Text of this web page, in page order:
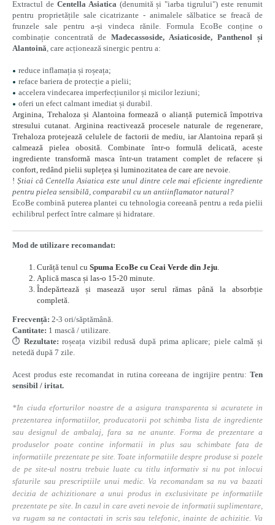
Extractul de Centella Asiatica(denumită și "iarba tigrului") este renumit
pentru proprietățile sale cicatrizante - animalele sălbatice se freacă de
frunzele sale pentru a-și vindeca rănile. Formula EcoBe conține o
combinație concentrată de Madecassoside, Asiaticoside, Panthenol și
Alantoină, care acționează sinergic pentru a:
reduce inflamația și roșeața;
reface bariera de protecție a pielii;
accelera vindecarea imperfecțiunilor și micilor leziuni;
oferi un efect calmant imediat și durabil.
Arginina, Trehaloza și Alantoina formează o alianță puternică împotriva
stresului cutanat. Arginina reactivează procesele naturale de regenerare,
Trehaloza protejează celulele de factorii de mediu, iar Alantoina repară și
calmează pielea obosită. Combinate într-o formulă delicată, aceste
ingrediente transformă masca într-un tratament complet de refacere și
confort, redând pielii suplețea și luminozitatea de care are nevoie.
! Știai că Centella Asiatica este unul dintre cele mai eficiente ingrediente
pentru pielea sensibilă, comparabil cu un antiinflamator natural?
EcoBe combină puterea plantei cu tehnologia coreeană pentru a reda pielii
echilibrul perfect între calmare și hidratare.
Mod de utilizare recomandat:
Curăță tenul cu Spuma EcoBe cu Ceai Verde din Jeju.
Aplică masca și las-o 15-20 minute.
Îndepărtează și masează ușor serul rămas până la absorbție
completă.
Frecvență: 2-3 ori/săptămână.
Cantitate: 1 mască / utilizare.
⏱️ Rezultate: roșeața vizibil redusă după prima aplicare; piele calmă și
netedă după 7 zile.
Acest produs este recomandat in rutina coreeana de ingrijire pentru: Ten
sensibil / iritat.
*In ciuda eforturilor noastre de a asigura transparenta si acuratete in
prezentarea informatiilor, producatorii pot schimba lista de ingrediente
sau designul de ambalaj, fara sa ne anunte. Forma de prezentare a
produselor poate contine informatii in plus sau schimbate fata de
informatiile prezentate pe site. Toate informatiile despre produse si pozele
de pe site-ul nostru trebuie luate cu titlu informativ si nu pot inlocui
sfaturile sau prescriptiile unui medic. Va recomandam sa nu va bazati
decizia de achizitionare a unui produs in exclusivitate pe informatiile
prezentate pe site. In cazul in care aveti nevoie de informatii suplimentare,
va rugam sa ne contactati in scris sau telefonic, inainte de achizitie. Va